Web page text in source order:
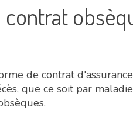
contrat
de contrat
que ce soit par